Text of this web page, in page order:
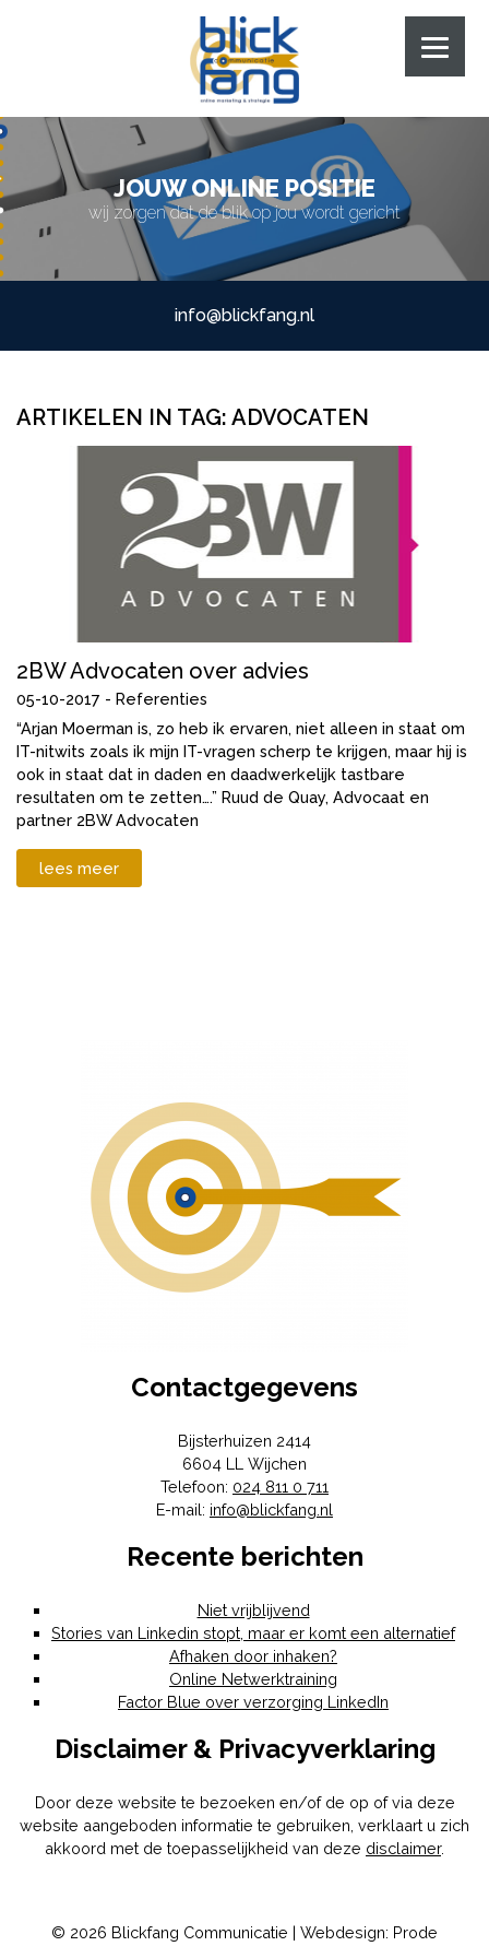
JOUW ONLINE POSITIE
wij zorgen dat de blik op jou wordt gericht
info@blickfang.nl
ARTIKELEN IN TAG: ADVOCATEN
2BW Advocaten over advies
05-10-2017 - Referenties
“Arjan Moerman is, zo heb ik ervaren, niet alleen in staat om
IT-nitwits zoals ik mijn IT-vragen scherp te krijgen, maar hij is
ook in staat dat in daden en daadwerkelijk tastbare
resultaten om te zetten….” Ruud de Quay, Advocaat en
partner 2BW Advocaten
lees meer
Contactgegevens
Bijsterhuizen 2414
6604 LL Wijchen
Telefoon: 024 811 0 711
E-mail: info@blickfang.nl
Recente berichten
Niet vrijblijvend
Stories van Linkedin stopt, maar er komt een alternatief
Afhaken door inhaken?
Online Netwerktraining
Factor Blue over verzorging LinkedIn
Disclaimer & Privacyverklaring
Door deze website te bezoeken en/of de op of via deze
website aangeboden informatie te gebruiken, verklaart u zich
akkoord met de toepasselijkheid van deze disclaimer.
© 2026 Blickfang Communicatie | Webdesign: Prode